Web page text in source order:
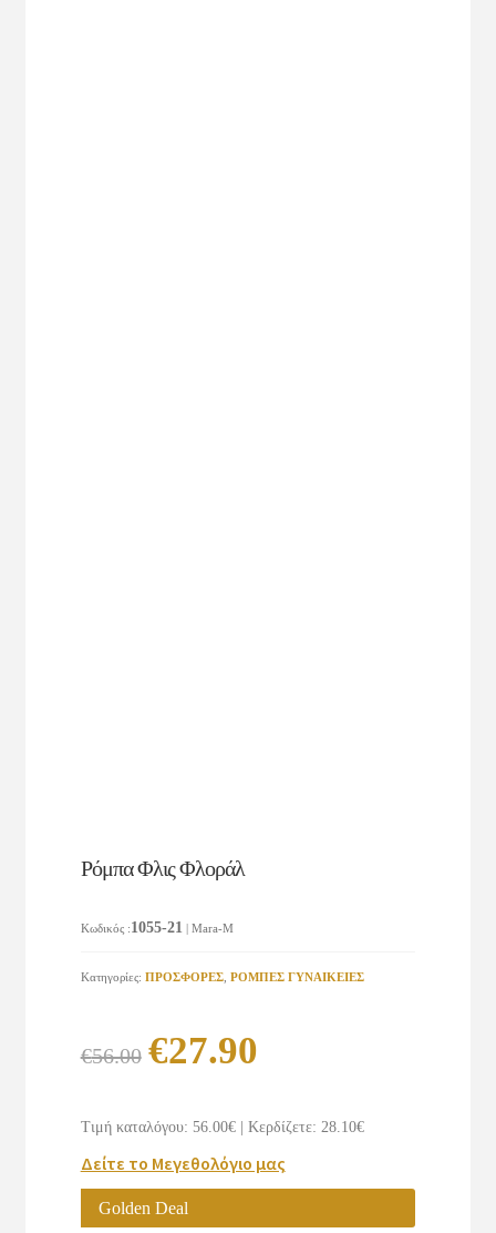
Ρόμπα Φλις Φλοράλ
Κωδικός :1055-21 | Mara-M
Κατηγορίες: ΠΡΟΣΦΟΡΕΣ, ΡΟΜΠΕΣ ΓΥΝΑΙΚΕΙΕΣ
€56.00
Original
was:
€56.00.
€27.90
τιμή
είναι:
€27.90.
Τιμή καταλόγου: 56.00€ | Κερδίζετε: 28.10€
Δείτε το Μεγεθολόγιο μας
Golden Deal